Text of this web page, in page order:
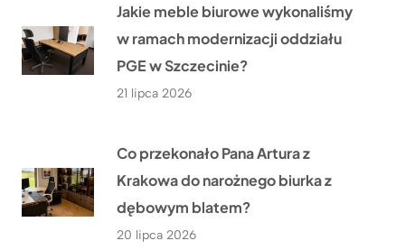
Jakie meble biurowe wykonaliśmy
w ramach modernizacji oddziału
PGE w Szczecinie?
21 lipca 2026
Co przekonało Pana Artura z
Krakowa do narożnego biurka z
dębowym blatem?
20 lipca 2026